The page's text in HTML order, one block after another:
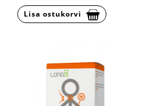
Lisa ostukorvi